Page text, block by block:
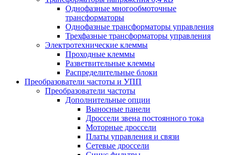
Однофазные многообмоточные
трансформаторы
Однофазные трансформаторы управления
Трехфазные трансформаторы управления
Электротехнические клеммы
Проходные клеммы
Разветвительные клеммы
Распределительные блоки
Преобразователи частоты и УПП
Преобразователи частоты
Дополнительные опции
Выносные панели
Дроссели звена постоянного тока
Моторные дроссели
Платы управления и связи
Сетевые дроссели